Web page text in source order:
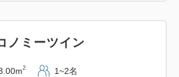
ノミーツイン
2 1~2名